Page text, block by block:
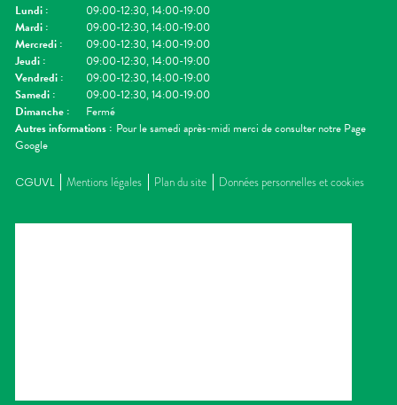
Lundi :
09:00-12:30, 14:00-19:00
Mardi :
09:00-12:30, 14:00-19:00
Mercredi :
09:00-12:30, 14:00-19:00
Jeudi :
09:00-12:30, 14:00-19:00
Vendredi :
09:00-12:30, 14:00-19:00
Samedi :
09:00-12:30, 14:00-19:00
Dimanche :
Fermé
Autres informations : Pour le samedi après-midi merci de consulter notre Page
Google
CGUVL Mentions légales Plan du site Données personnelles et cookies